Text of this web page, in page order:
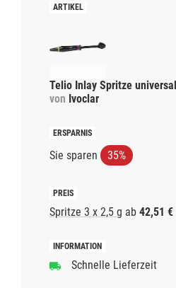
Telio Inlay Spritze universal
von Ivoclar
Sie sparen 35%
Spritze 3 x 2,5 g ab 42,51 €
Schnelle Lieferzeit